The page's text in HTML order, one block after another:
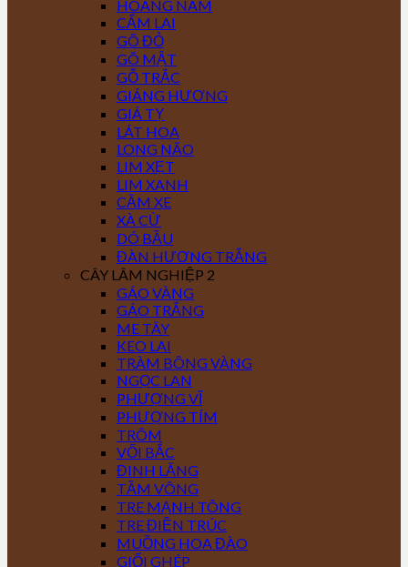
HOÀNG NAM
CẨM LAI
GÕ ĐỎ
GÕ MẬT
GỖ TRẮC
GIÁNG HƯƠNG
GIÁ TỴ
LÁT HOA
LONG NÃO
LIM XẸT
LIM XANH
CĂM XE
XÀ CỪ
DÓ BẦU
ĐÀN HƯƠNG TRẮNG
CÂY LÂM NGHIỆP 2
GÁO VÀNG
GÁO TRẮNG
ME TÂY
KEO LAI
TRÀM BÔNG VÀNG
NGỌC LAN
PHƯỢNG VĨ
PHƯỢNG TÍM
TRÔM
VỐI BẮC
ĐINH LĂNG
TẦM VÔNG
TRE MẠNH TÔNG
TRE ĐIỀN TRÚC
MUỒNG HOA ĐÀO
GIỔI GHÉP